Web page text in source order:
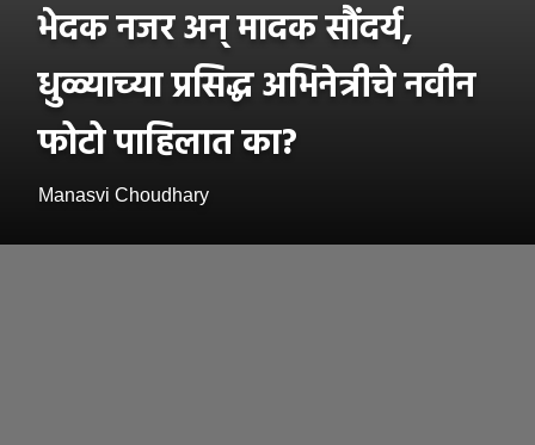
भेदक नजर अन् मादक सौंदर्य,
धुळ्याच्या प्रसिद्ध अभिनेत्रीचे नवीन
फोटो पाहिलात का?
Manasvi Choudhary